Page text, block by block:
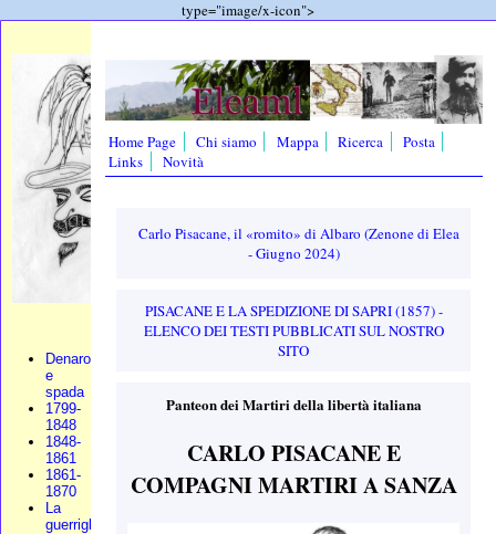
type="image/x-icon">
Denaro
e
spada
1799-
1848
1848-
1861
1861-
1870
La
guerriglia
Home Page Chi siamo Mappa Ricerca
Posta
Links
Novità
Carlo Pisacane, il «romito» di Albaro (Zenone di Elea
- Giugno 2024)
PISACANE E LA SPEDIZIONE DI SAPRI (1857) -
ELENCO DEI TESTI PUBBLICATI SUL NOSTRO
SITO
Panteon dei Martiri della libertà italiana
CARLO PISACANE E
COMPAGNI MARTIRI A SANZA